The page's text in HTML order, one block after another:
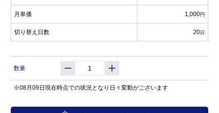
月単価 1,000円
切り替え日数 20日
数量
※08月09日現在時点での状況となり日々変動がございます